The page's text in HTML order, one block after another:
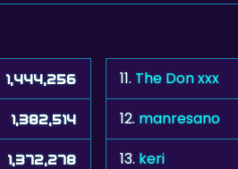
1,444,256
1,382,514
1,372,278
11. The Don xxx
12. manresano
13. keri